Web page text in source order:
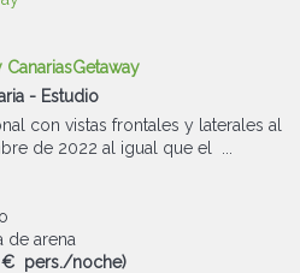
- Estudio
con vistas frontales y laterales al
de 2022 al igual que el ...
de arena
€ pers./noche)